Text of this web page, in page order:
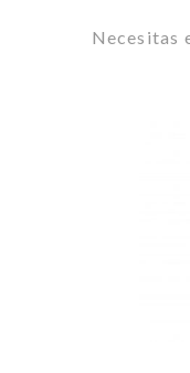
Necesitas